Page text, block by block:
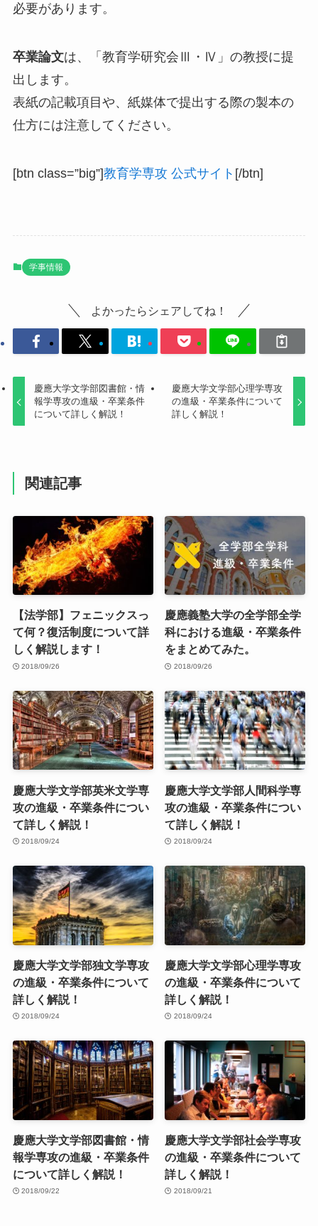
必要があります。
卒業論文は、「教育学研究会Ⅲ・Ⅳ」の教授に提
出します。
表紙の記載項目や、紙媒体で提出する際の製本の
仕方には注意してください。
[btn class=”big”]教育学専攻 公式サイト [/btn]
学事情報
よかったらシェアしてね！
慶應大学文学部図書館・情
報学専攻の進級・卒業条件
について詳しく解説！
慶應大学文学部心理学専攻
の進級・卒業条件について
詳しく解説！
関連記事
【法学部】フェニックスっ
て何？復活制度について詳
しく解説します！
2018/09/26
慶應義塾大学の全学部全学
科における進級・卒業条件
をまとめてみた。
2018/09/26
慶應大学文学部英米文学専
攻の進級・卒業条件につい
て詳しく解説！
2018/09/24
慶應大学文学部人間科学専
攻の進級・卒業条件につい
て詳しく解説！
2018/09/24
慶應大学文学部独文学専攻
の進級・卒業条件について
詳しく解説！
2018/09/24
慶應大学文学部心理学専攻
の進級・卒業条件について
詳しく解説！
2018/09/24
慶應大学文学部図書館・情
報学専攻の進級・卒業条件
について詳しく解説！
2018/09/22
慶應大学文学部社会学専攻
の進級・卒業条件について
詳しく解説！
2018/09/21